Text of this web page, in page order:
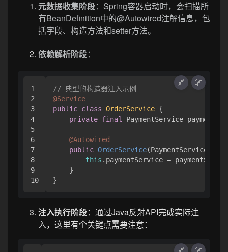
元数据收集阶段：Spring容器启动时，会扫描所
有BeanDefinition中的@Autowired注解信息，包
括字段、构造方法和setter方法。
依赖解析阶段：
1
2
3
4
5
6
7
8
9
// 典型的构造器注入示例
@Service
public class OrderService {
private final PaymentService
@Autowired
public OrderService(PaymentService
this .paymentService =
    }
注入执行阶段：通过Java反射API完成实际注
入，这里有个关键点需要注意：